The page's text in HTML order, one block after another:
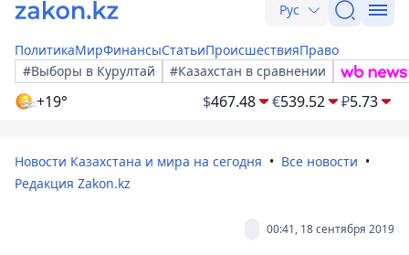
Рус
ПолитикаМирФинансыСтатьиПроисшествияПраво
#Выборы в Курултай
#Казахстан в сравнении
+19° $467.48 €539.52 ₽5.73
Новости Казахстана и мира на сегодня
Все новости
Редакция Zakon.kz
00:41, 18 сентября 2019